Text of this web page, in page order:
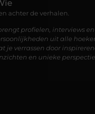
achter de verhalen.
profielen, interviews
uit alle
je verrassen door
en unieke